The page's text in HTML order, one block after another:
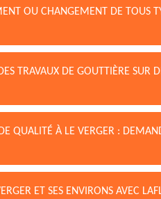
OU CHANGEMENT DE TOUS
TRAVAUX DE GOUTTIÈRE SUR
QUALITÉ À LE VERGER :
ET SES ENVIRONS AVEC